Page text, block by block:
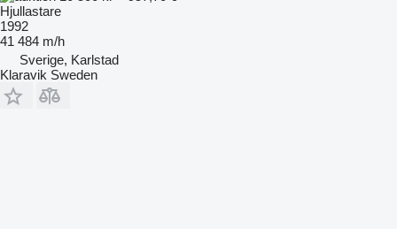
Hjullastare
1992
41 484 m/h
Sverige, Karlstad
Klaravik Sweden